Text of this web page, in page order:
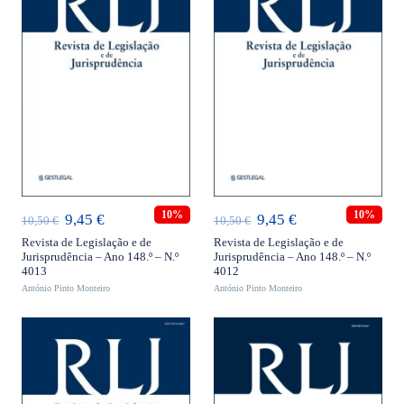
10,50€ O
preço
era:
10,50 €.
9,45 €O
preço
é:
9,45 €.
10%
Revista de Legislação e de
Jurisprudência – Ano 148.º – N.º
4013
António Pinto Monteiro
10,50€ O
preço
era:
10,50 €.
9,45 €O
preço
é:
9,45 €.
10%
Revista de Legislação e de
Jurisprudência – Ano 148.º – N.º
4012
António Pinto Monteiro